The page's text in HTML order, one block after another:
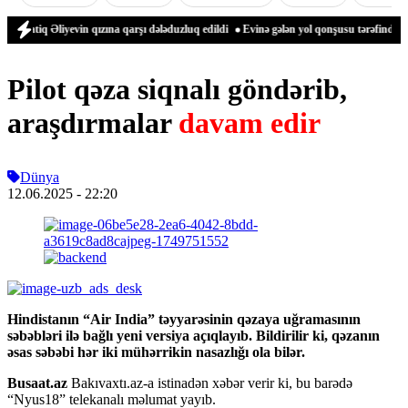
Əliyevin qızına qarşı dələduzluq edildi Evinə gələn yol qonşusu tərəfindən zəbt
Pilot qəza siqnalı göndərib,
araşdırmalardavam edir
Dünya
12.06.2025 - 22:20
Hindistanın “Air India” təyyarəsinin qəzaya uğramasının
səbəbləri ilə bağlı yeni versiya açıqlayıb. Bildirilir ki, qəzanın
əsas səbəbi hər iki mühərrikin nasazlığı ola bilər.
Busaat.az Bakıvaxtı.az-a istinadən xəbər verir ki, bu barədə
“Nyus18” telekanalı məlumat yayıb.